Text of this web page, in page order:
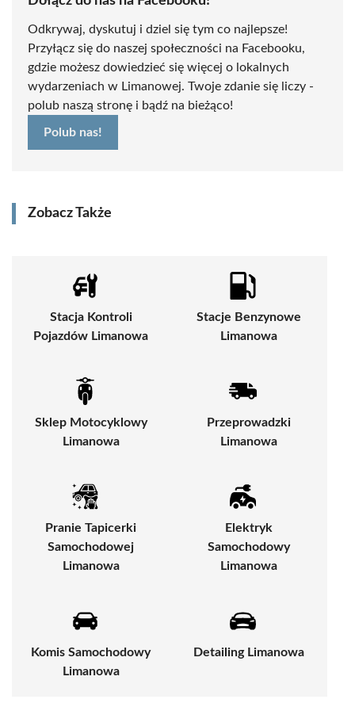
Odkrywaj, dyskutuj i dziel się tym co najlepsze!
Przyłącz się do naszej społeczności na Facebooku,
gdzie możesz dowiedzieć się więcej o lokalnych
wydarzeniach w Limanowej. Twoje zdanie się liczy -
polub naszą stronę i bądź na bieżąco!
Polub nas!
Zobacz Także
Stacja Kontroli
Pojazdów Limanowa
Stacje Benzynowe
Limanowa
Sklep Motocyklowy
Limanowa
Przeprowadzki
Limanowa
Pranie Tapicerki
Samochodowej
Limanowa
Elektryk
Samochodowy
Limanowa
Komis Samochodowy
Limanowa
Detailing Limanowa